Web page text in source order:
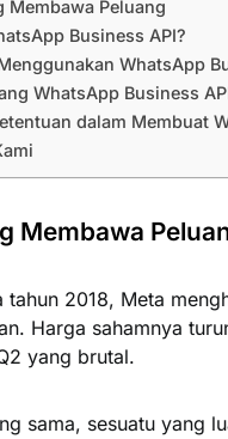
Membawa Peluang
Business API?
WhatsApp
WhatsApp Business
dalam Membuat
Membawa
tahun 2018, Meta
Harga sahamnya
yang brutal.
sama, sesuatu yang